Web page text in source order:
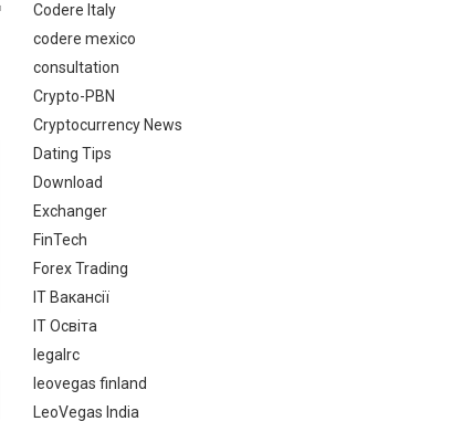
Codere Italy
codere mexico
consultation
Crypto-PBN
Cryptocurrency News
Dating Tips
Download
Exchanger
FinTech
Forex Trading
IT Вакансії
IT Освіта
legalrc
leovegas finland
LeoVegas India